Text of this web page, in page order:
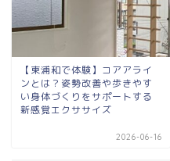
【東浦和で体験】コアアライ
ンとは？姿勢改善や歩きやす
い身体づくりをサポートする
新感覚エクササイズ
2026-06-16